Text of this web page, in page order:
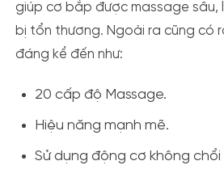
giúp cơ bắp được massage sâu,
bị tổn thương. Ngoài ra cũng có
đáng kể đến như:
20 cấp độ Massage.
Hiệu năng mạnh mẽ.
Sử dụng động cơ không